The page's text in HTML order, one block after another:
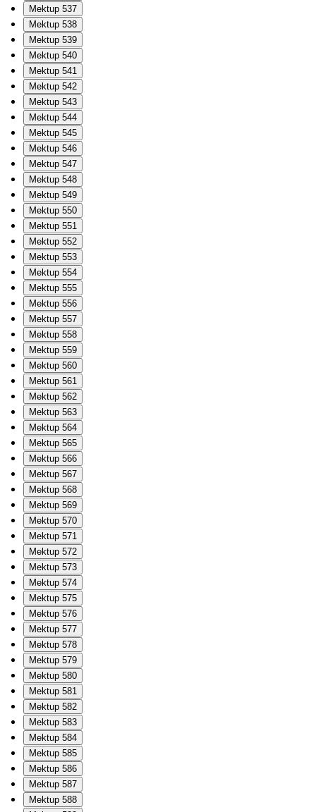
Mektup 537
Mektup 538
Mektup 539
Mektup 540
Mektup 541
Mektup 542
Mektup 543
Mektup 544
Mektup 545
Mektup 546
Mektup 547
Mektup 548
Mektup 549
Mektup 550
Mektup 551
Mektup 552
Mektup 553
Mektup 554
Mektup 555
Mektup 556
Mektup 557
Mektup 558
Mektup 559
Mektup 560
Mektup 561
Mektup 562
Mektup 563
Mektup 564
Mektup 565
Mektup 566
Mektup 567
Mektup 568
Mektup 569
Mektup 570
Mektup 571
Mektup 572
Mektup 573
Mektup 574
Mektup 575
Mektup 576
Mektup 577
Mektup 578
Mektup 579
Mektup 580
Mektup 581
Mektup 582
Mektup 583
Mektup 584
Mektup 585
Mektup 586
Mektup 587
Mektup 588